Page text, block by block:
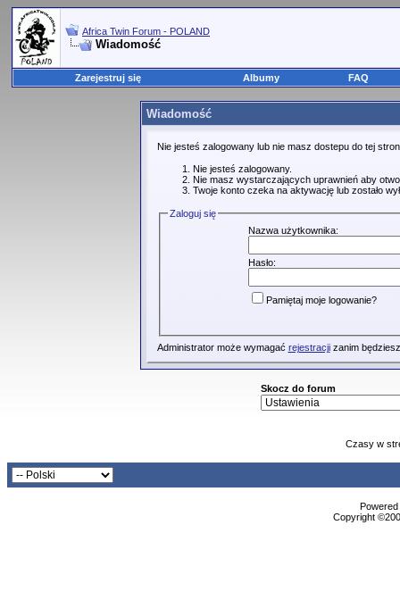
Africa Twin Forum - POLAND
Wiadomość
Zarejestruj się Albumy FAQ
Wiadomość
Nie jesteś zalogowany lub nie masz dostepu do tej
Nie jesteś zalogowany.
Nie masz wystarczających uprawnień aby
Twoje konto czeka na aktywację lub zostało
Zaloguj się
Nazwa użytkownika:
Hasło:
Pamiętaj moje logowanie?
Administrator może wymagać rejestracjizanim
Skocz do forum
Czasy w
Copyright